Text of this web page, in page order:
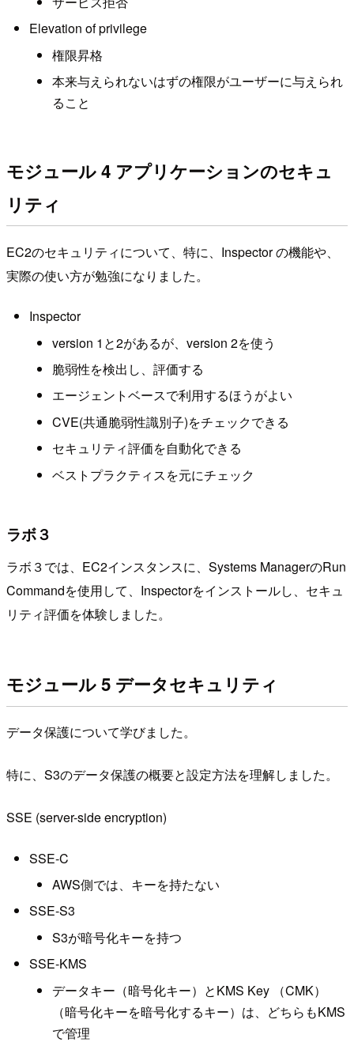
Elevation of privilege
権限昇格
本来与えられないはずの権限がユーザーに与えられ
ること
モジュール 4 アプリケーションのセキュ
リティ
EC2のセキュリティについて、特に、Inspector の機能や、
実際の使い方が勉強になりました。
Inspector
version 1と2があるが、version 2を使う
脆弱性を検出し、評価する
エージェントベースで利用するほうがよい
CVE(共通脆弱性識別子)をチェックできる
セキュリティ評価を自動化できる
ベストプラクティスを元にチェック
ラボ３
ラボ３では、EC2インスタンスに、Systems ManagerのRun
Commandを使用して、Inspectorをインストールし、セキュ
リティ評価を体験しました。
モジュール 5 データセキュリティ
データ保護について学びました。
特に、S3のデータ保護の概要と設定方法を理解しました。
SSE (server-side encryption)
SSE-C
AWS側では、キーを持たない
SSE-S3
S3が暗号化キーを持つ
SSE-KMS
データキー（暗号化キー）とKMS Key （CMK）
（暗号化キーを暗号化するキー）は、どちらもKMS
で管理